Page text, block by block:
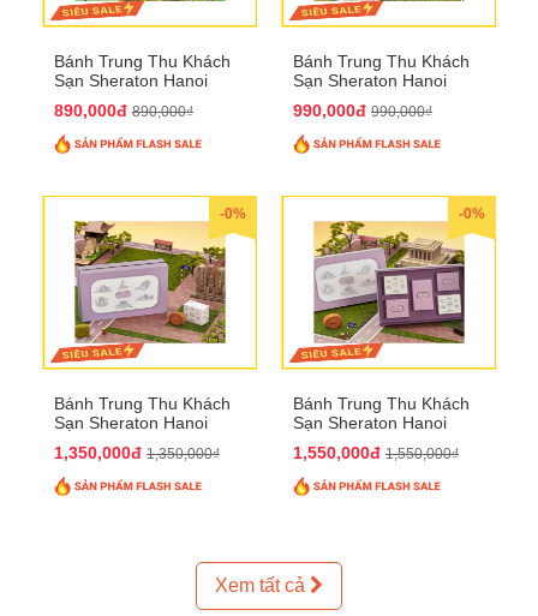
Bánh Trung Thu Khách
Sạn Sheraton Hanoi
890,000đ 890,000₫
Bánh Trung Thu Khách
Sạn Sheraton Hanoi
990,000đ 990,000₫
-0%
Bánh Trung Thu Khách
Sạn Sheraton Hanoi
1,350,000đ 1,350,000₫
-0%
Bánh Trung Thu Khách
Sạn Sheraton Hanoi
1,550,000đ 1,550,000₫
Xem tất cả